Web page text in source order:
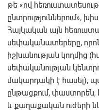
թե «ով
ընտրություններում»,
Հայկական այն
սեփականատերերը,
իշխանության կողմից
սեփականության
մակարդակի է հասել),
ընթացքում, փաստորեն,
և քաղաքական ուժերի